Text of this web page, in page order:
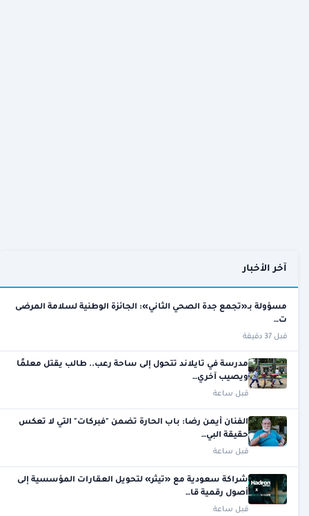
آخر الأخبار
مسؤولة بـ«تجمع جدة الصحي الثاني»: الجائزة الوطنية لسلامة المرضى
ت…
قبل 37 دقيقة
مدرسة في تايلاند تتحول إلى ساحة رعب.. طالب يقتل معلمًا
ويصيب آخري…
قبل ساعة
الفنان أيمن رضا: باب الحارة تضمن "فبركات" التي لا تعكس
حقيقة البي…
قبل ساعة
شراكة سعودية مع «تيثر» لتحويل العقارات المؤسسية إلى
أصول رقمية قا…
قبل ساعة